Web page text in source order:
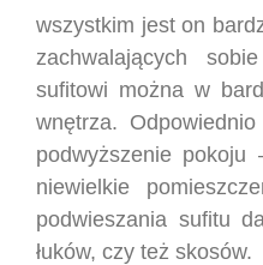
wszystkim jest on
zachwalających
sufitowi można w
wnętrza.
podwyższenie
niewielkie
podwieszania sufitu
łuków, czy też skosów.